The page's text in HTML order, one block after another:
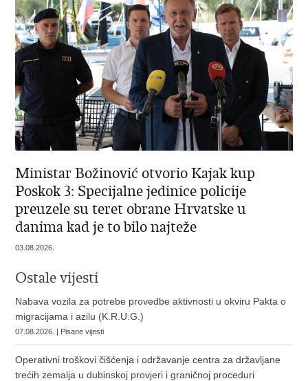
Ministar Božinović otvorio Kajak kup
Poskok 3: Specijalne jedinice policije
preuzele su teret obrane Hrvatske u
danima kad je to bilo najteže
03.08.2026.
Ostale vijesti
Nabava vozila za potrebe provedbe aktivnosti u okviru Pakta o
migracijama i azilu (K.R.U.G.)
07.08.2026. | Pisane vijesti
Operativni troškovi čišćenja i održavanje centra za državljane
trećih zemalja u dubinskoj provjeri i graničnoj proceduri